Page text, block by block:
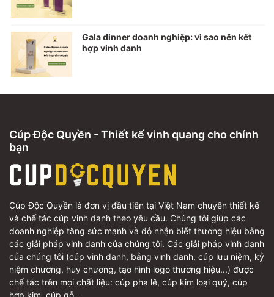
Gala dinner doanh nghiệp: vì sao nên kết
hợp vinh danh
Cúp Độc Quyền - Thiết kế vinh quang cho chính
bạn
Cúp Độc Quyền là đơn vị đầu tiên tại Việt Nam chuyên thiết kế
và chế tác cúp vinh danh theo yêu cầu. Chúng tôi giúp các
doanh nghiệp tăng sức mạnh và độ nhận biết thương hiệu bằng
các giải pháp vinh danh của chúng tôi. Các giải pháp vinh danh
của chúng tôi (cúp vinh danh, bảng vinh danh, cúp lưu niệm, kỷ
niệm chương, huy chương, tạo hình logo thương hiệu...) được
chế tác trên mọi chất liệu: cúp pha lê, cúp kim loại quý, cúp